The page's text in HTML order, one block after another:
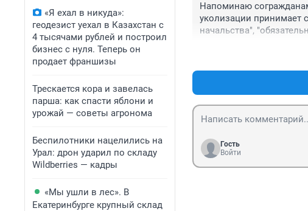
«Я ехал в никуда»:
геодезист уехал в Казахстан с
4 тысячами рублей и построил
бизнес с нуля. Теперь он
продает франшизы
Трескается кора и завелась
парша: как спасти яблони и
урожай — советы агронома
Беспилотники нацелились на
Урал: дрон ударил по складу
Wildberries — кадры
«Мы ушли в лес». В
Екатеринбурге крупный склад
Напоминаю
уколизации принимает
начальства",
"после не значит в
Гость
Войти